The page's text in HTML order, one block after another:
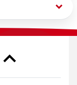
keyboard_arrow_down